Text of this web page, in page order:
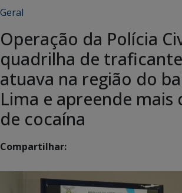
Geral
Operação da Polícia
quadrilha de
atuava na região do
Lima e apreende mais
de cocaína
Compartilhar: